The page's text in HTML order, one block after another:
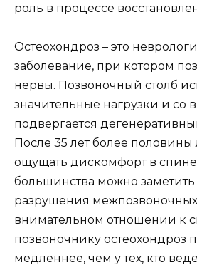
роль в процессе
Остеохондроз – это
заболевание, при котором
нервы. Позвоночный столб
значительные нагрузки и со
подвергается
После 35 лет более
ощущать дискомфорт в
большинства можно
разрушения
внимательном отношении к
позвоночнику остеохондроз
медленнее, чем у тех, кто